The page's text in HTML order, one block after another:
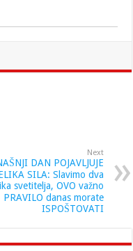
Next
DAN POJAVLJUJE
SILA: Slavimo dva
svetitelja, OVO važno
PRAVILO danas morate
ISPOŠTOVATI